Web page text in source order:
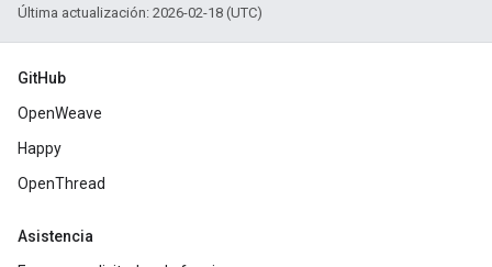
Última actualización: 2026-02-18 (UTC)
GitHub
OpenWeave
Happy
OpenThread
Asistencia